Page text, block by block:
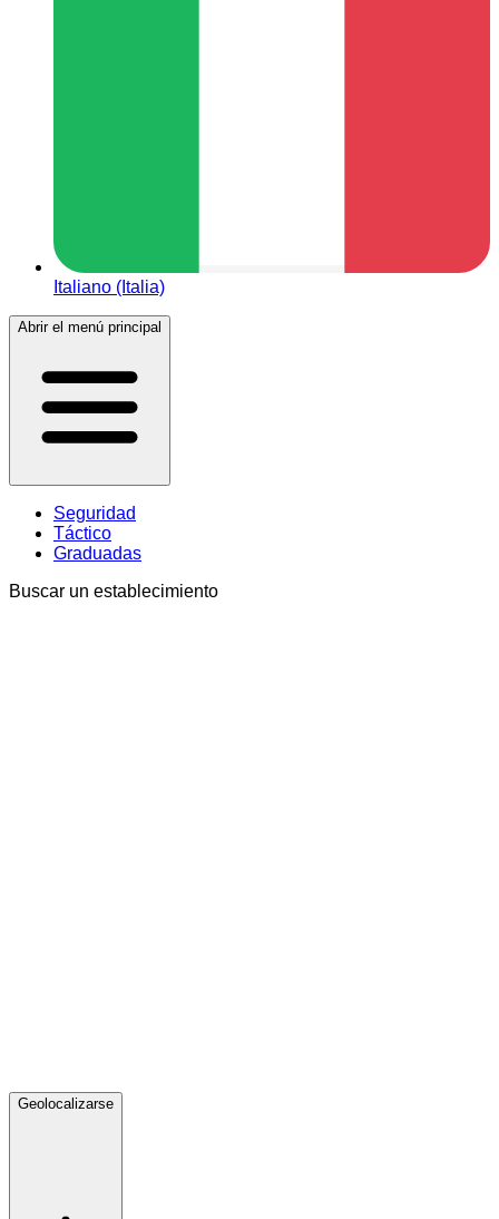
Italiano (Italia)
Abrir el menú principal
Seguridad
Táctico
Graduadas
Buscar un establecimiento
Geolocalizarse